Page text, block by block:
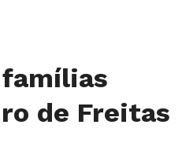
famílias
de Freitas